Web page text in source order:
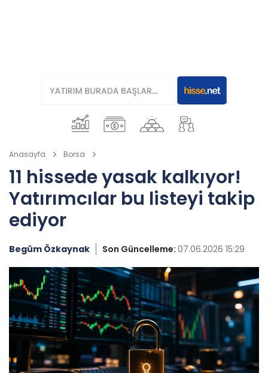
Anasayfa Borsa
11 hissede yasak kalkıyor!
Yatırımcılar bu listeyi takip
ediyor
Begüm Özkaynak Son Güncelleme: 07.06.2026 15:29